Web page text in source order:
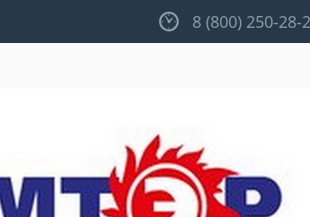
8 (800) 250-28-